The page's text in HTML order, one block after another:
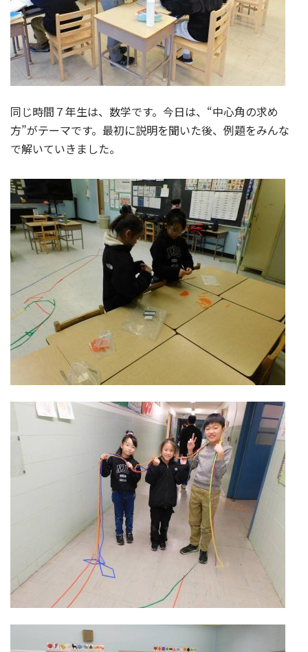
同じ時間７年生は、数学です。今日は、“中心角の求め
方”がテーマです。最初に説明を聞いた後、例題をみんな
で解いていきました。